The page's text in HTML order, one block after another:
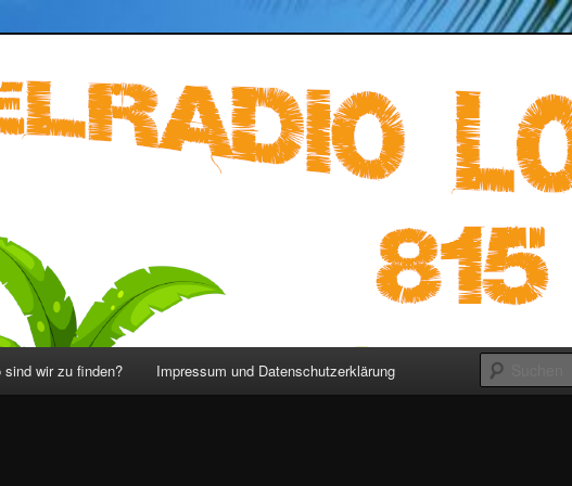
815 – LOST Podcast deutsch
sind wir zu finden? Impressum und Datenschutzerklärung